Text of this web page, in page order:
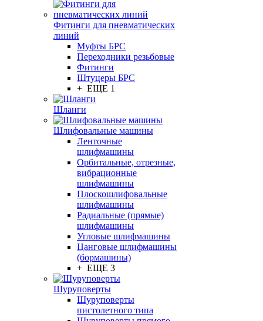
Фитинги для пневматических
линий
Муфты БРС
Переходники резьбовые
Фитинги
Штуцеры БРС
+ ЕЩЕ 1
Шланги
Шлифовальные машины
Ленточные
шлифмашины
Орбитальные, отрезные,
вибрационные
шлифмашины
Плоскошлифовальные
шлифмашины
Радиальные (прямые)
шлифмашины
Угловые шлифмашины
Цанговые шлифмашины
(бормашины)
+ ЕЩЕ 3
Шуруповерты
Шуруповерты
пистолетного типа